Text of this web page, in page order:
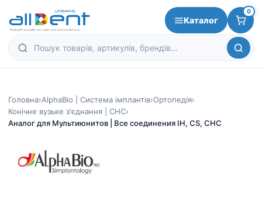
Каталог
0
Головна›AlphaBio | Система імплантів›Ортопедія›
Конічне вузьке з'єднання | CHC›
Аналог для Мультиюнитов | Все соединения IH, CS, CHC